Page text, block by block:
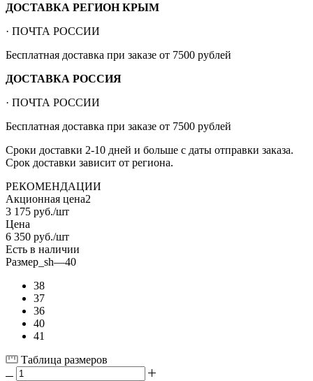
ДОСТАВКА РЕГИОН КРЫМ
· ПОЧТА РОССИИ
Бесплатная доставка при заказе от 7500 рублей
ДОСТАВКА РОССИЯ
· ПОЧТА РОССИИ
Бесплатная доставка при заказе от 7500 рублей
Сроки доставки 2-10 дней и больше с даты отправки заказа.
Срок доставки зависит от региона.
РЕКОМЕНДАЦИИ
Акционная цена2
3 175 руб./шт
Цена
6 350 руб./шт
Есть в наличии
Размер_sh—40
38
37
36
40
41
Таблица размеров